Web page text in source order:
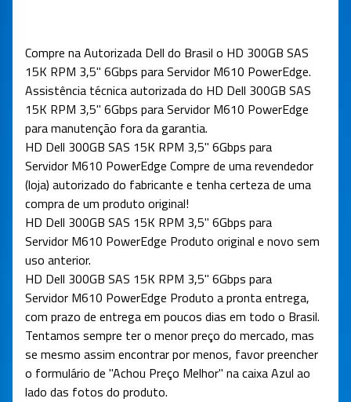
Compre na Autorizada Dell do Brasil o HD 300GB SAS
15K RPM 3,5" 6Gbps para Servidor M610 PowerEdge.
Assistência técnica autorizada do HD Dell 300GB SAS
15K RPM 3,5" 6Gbps para Servidor M610 PowerEdge
para manutenção fora da garantia.
HD Dell 300GB SAS 15K RPM 3,5" 6Gbps para
Servidor M610 PowerEdge Compre de uma revendedor
(loja) autorizado do fabricante e tenha certeza de uma
compra de um produto original!
HD Dell 300GB SAS 15K RPM 3,5" 6Gbps para
Servidor M610 PowerEdge Produto original e novo sem
uso anterior.
HD Dell 300GB SAS 15K RPM 3,5" 6Gbps para
Servidor M610 PowerEdge Produto a pronta entrega,
com prazo de entrega em poucos dias em todo o Brasil.
Tentamos sempre ter o menor preço do mercado, mas
se mesmo assim encontrar por menos, favor preencher
o formulário de "Achou Preço Melhor" na caixa Azul ao
lado das fotos do produto.